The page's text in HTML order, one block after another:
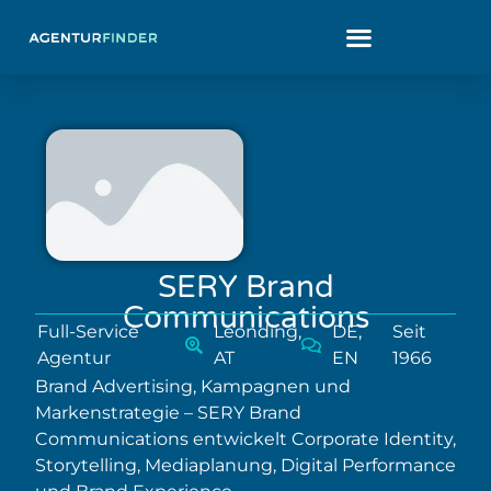
SERY Brand
Communications
Full-Service
Agentur
Leonding,
AT
DE,
EN
Seit
1966
Brand Advertising, Kampagnen und
Markenstrategie – SERY Brand
Communications entwickelt Corporate Identity,
Storytelling, Mediaplanung, Digital Performance